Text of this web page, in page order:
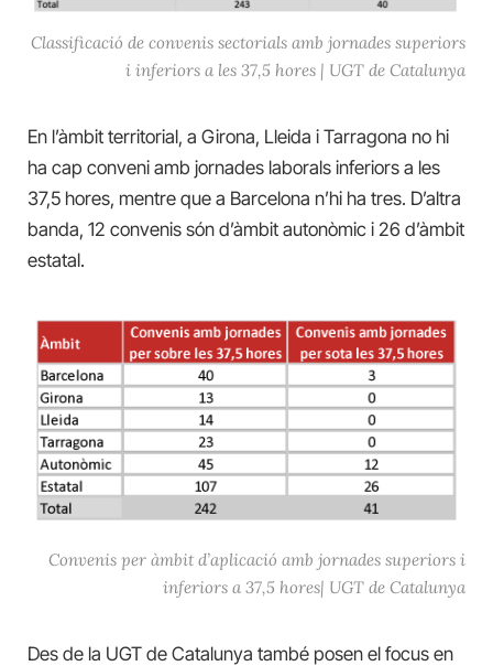
Classificació de convenis sectorials amb jornades superiors
i inferiors a les 37,5 hores | UGT de Catalunya
En l’àmbit territorial, a Girona, Lleida i Tarragona no hi
ha cap conveni amb jornades laborals inferiors a les
37,5 hores, mentre que a Barcelona n’hi ha tres. D’altra
banda, 12 convenis són d’àmbit autonòmic i 26 d’àmbit
estatal.
Convenis per àmbit d’aplicació amb jornades superiors i
inferiors a 37,5 hores| UGT de Catalunya
Des de la UGT de Catalunya també posen el focus en